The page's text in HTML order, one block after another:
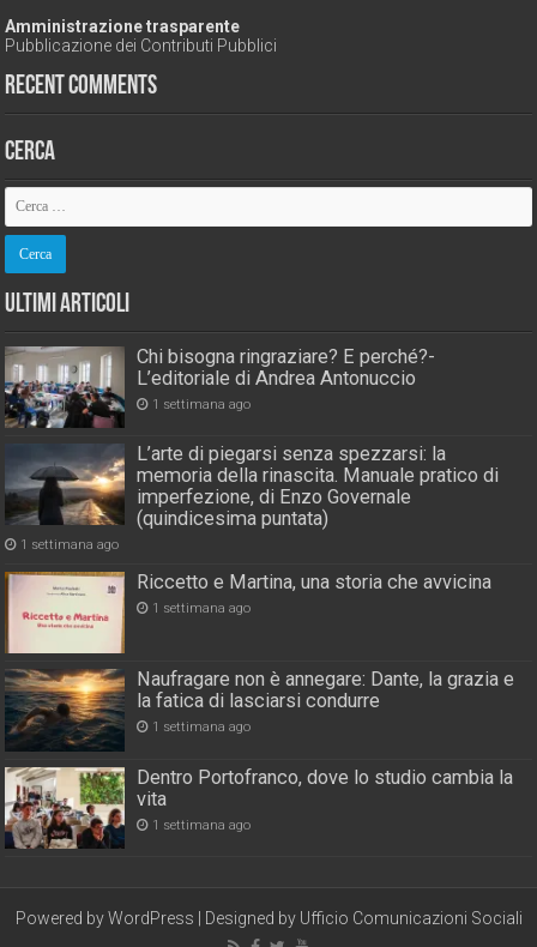
Amministrazione trasparente
Pubblicazione dei Contributi Pubblici
Recent Comments
Cerca
Ultimi Articoli
Chi bisogna ringraziare? E perché?-
L’editoriale di Andrea Antonuccio
1 settimana ago
L’arte di piegarsi senza spezzarsi: la
memoria della rinascita. Manuale pratico di
imperfezione, di Enzo Governale
(quindicesima puntata)
1 settimana ago
Riccetto e Martina, una storia che avvicina
1 settimana ago
Naufragare non è annegare: Dante, la grazia e
la fatica di lasciarsi condurre
1 settimana ago
Dentro Portofranco, dove lo studio cambia la
vita
1 settimana ago
Powered byWordPress | Designed by Ufficio Comunicazioni Sociali